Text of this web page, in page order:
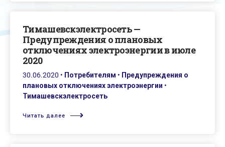
Тимашевскэлектросеть —
Предупреждения о плановых
отключениях электроэнергии в июле
2020
30.06.2020 • Потребителям • Предупреждения о
плановых отключениях электроэнергии •
Тимашевскэлектросеть
Читать далее